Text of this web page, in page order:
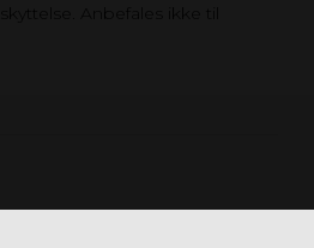
Anbefales ikke til